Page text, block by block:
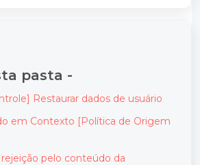
pasta -
Restaurar dados de usuário
em Contexto [Política de Origem
rejeição pelo conteúdo da